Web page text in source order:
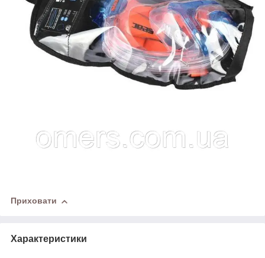
Приховати
Характеристики